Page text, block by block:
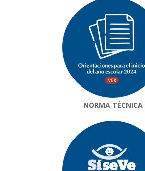
NORMA TÉCNICA